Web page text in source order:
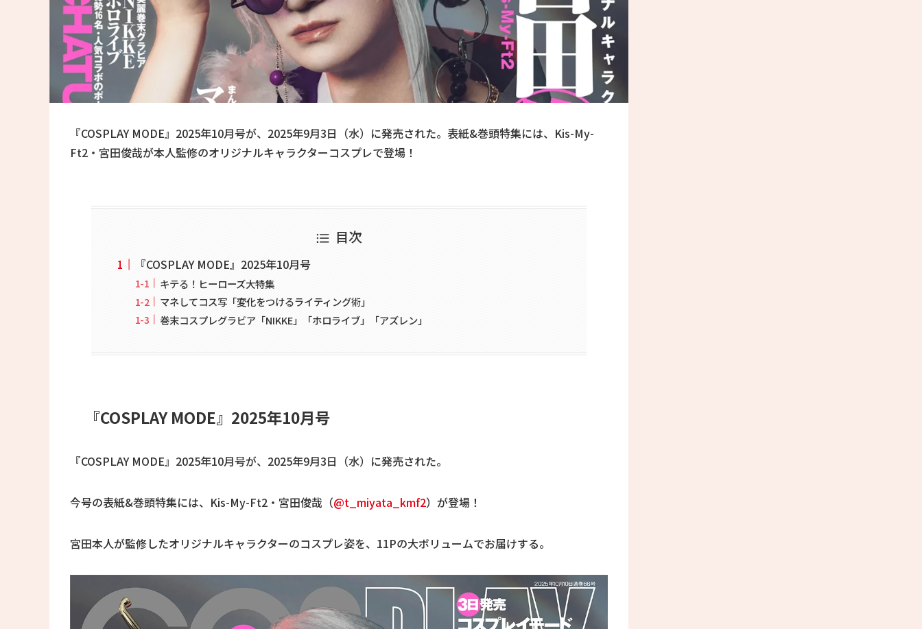
『COSPLAY MODE』2025年10月号が、2025年9月3日（水）に発売された。表紙&巻頭特集には、Kis-My-
Ft2・宮田俊哉が本人監修のオリジナルキャラクターコスプレで登場！
目次
『COSPLAY MODE』2025年10月号
キテる！ヒーローズ大特集
マネしてコス写「変化をつけるライティング術」
巻末コスプレグラビア「NIKKE」「ホロライブ」「アズレン」
『COSPLAY MODE』2025年10月号
『COSPLAY MODE』2025年10月号が、2025年9月3日（水）に発売された。
今号の表紙&巻頭特集には、Kis-My-Ft2・宮田俊哉（@t_miyata_kmf2）が登場！
宮田本人が監修したオリジナルキャラクターのコスプレ姿を、11Pの大ボリュームでお届けする。